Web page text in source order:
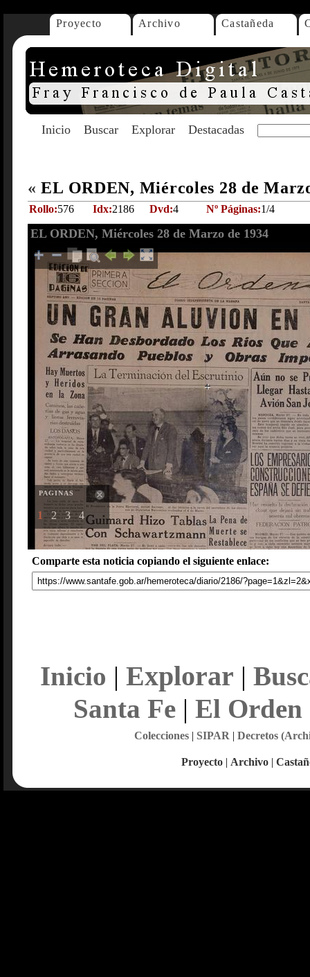
Proyecto Archivo Castañeda
Inicio Buscar Explorar Destacadas
« EL ORDEN, Miércoles 28 de
Rollo:576 Idx:2186 Dvd:4 Nº Páginas:1/4
EL ORDEN, Miércoles 28 de Marzo de 1934
PAGINAS
1 2 3 4
Comparte esta noticia copiando el siguiente enlace:
Inicio | Explorar |
Santa Fe| El Orden
Colecciones| SIPAR | Decretos
Proyecto | Archivo |